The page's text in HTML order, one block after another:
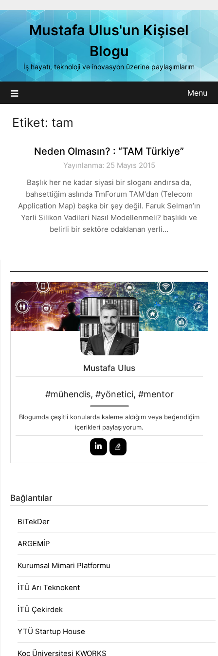
Mustafa Ulus'un Kişisel
Blogu
İş hayatı, teknoloji ve inovasyon üzerine paylaşımlarım
Menu
Etiket: tam
Neden Olmasın? : “TAM Türkiye”
Yayınlanma: 25 Mayıs 2015
Başlık her ne kadar siyasi bir sloganı andırsa da,
bahsettiğim aslında TmForum TAM‘dan (Telecom
Application Map) başka bir şey değil. Faruk Selman’ın
Yerli Silikon Vadileri Nasıl Modellenmeli? başlıklı ve
belirli bir sektöre odaklanan yerli…
Mustafa Ulus
#mühendis, #yönetici, #mentor
Blogumda çeşitli konularda kaleme aldığım veya beğendiğim
içerikleri paylaşıyorum.
Bağlantılar
BiTekDer
ARGEMİP
Kurumsal Mimari Platformu
İTÜ Arı Teknokent
İTÜ Çekirdek
YTÜ Startup House
Koç Üniversitesi KWORKS